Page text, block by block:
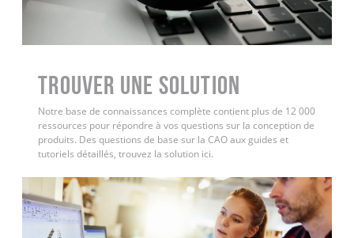
Trouver une solution
Notre base de connaissances complète contient plus de 12 000
ressources pour répondre à vos questions sur la conception de
produits. Des questions de base sur la CAO aux guides et
tutoriels détaillés, trouvez la solution ici.